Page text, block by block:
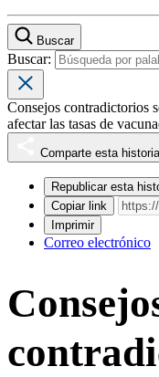
Buscar
Buscar:
Consejos contradictorios
afectar las tasas de
Comparte esta historia
Republicar esta
Copiar link
Imprimir
Correo electrónico